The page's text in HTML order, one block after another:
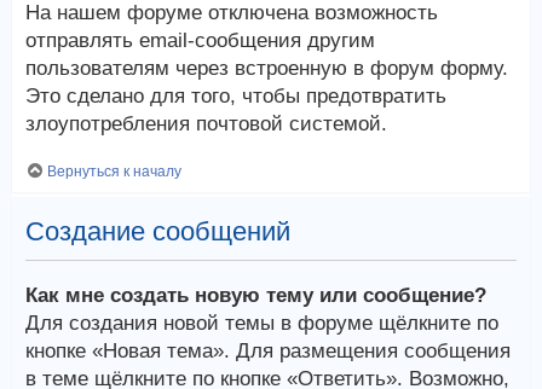
На нашем форуме отключена возможность
отправлять email-сообщения другим
пользователям через встроенную в форум форму.
Это сделано для того, чтобы предотвратить
злоупотребления почтовой системой.
Вернуться к началу
Создание сообщений
Как мне создать новую тему или сообщение?
Для создания новой темы в форуме щёлкните по
кнопке «Новая тема». Для размещения сообщения
в теме щёлкните по кнопке «Ответить». Возможно,